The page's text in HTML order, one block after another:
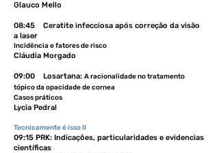
Glauco Mello
08:45 Ceratite infecciosa após correção da visão
a laser
Incidência e fatores de risco
Cláudia Morgado
09:00 Losartana: A racionalidade no tratamento
tópico da opacidade de cornea
Casos práticos
Lycia Pedral
Tecnicamente é isso II
09:15 PRK: Indicações, particularidades e evidencias
científicas